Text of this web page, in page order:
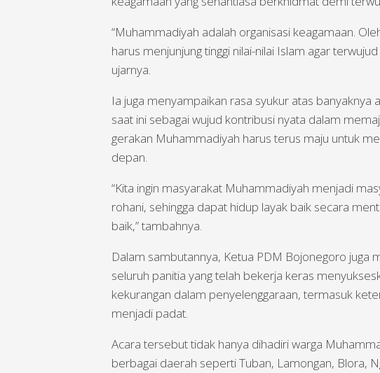
“Muhammadiyah adalah organisasi keagamaan.
harus menjunjung tinggi nilai-nilai Islam agar
ujarnya.
Ia juga menyampaikan rasa syukur atas
saat ini sebagai wujud kontribusi nyata dalam
gerakan Muhammadiyah harus terus maju untuk
depan.
“Kita ingin masyarakat Muhammadiyah menjadi
rohani, sehingga dapat hidup layak baik secara
baik,” tambahnya.
Dalam sambutannya, Ketua PDM Bojonegoro juga
seluruh panitia yang telah bekerja keras
kekurangan dalam penyelenggaraan, termasuk
menjadi padat.
Acara tersebut tidak hanya dihadiri warga
berbagai daerah seperti Tuban, Lamongan, Blora,